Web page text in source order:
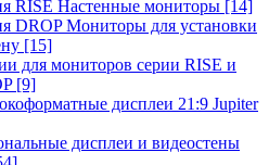
RISE Настенные мониторы [14]
DROP Мониторы для установки
[15]
для мониторов серии RISE и
[9]
дисплеи 21:9 Jupiter
дисплеи и видеостены